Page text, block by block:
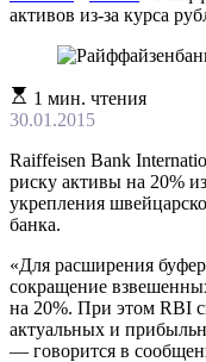
активов из-за курса
Расчетное
время
1 мин. чтения
30.01.2015
Raiffeisen Bank
риску активы на 20%
укрепления
банка.
«Для расширения
сокращение
на 20%. При этом RBI
актуальных и
— говорится в